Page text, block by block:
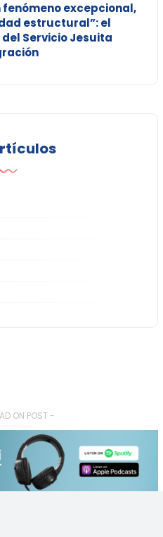
fenómeno excepcional,
estructural”: el
Servicio Jesuita
ON POST -